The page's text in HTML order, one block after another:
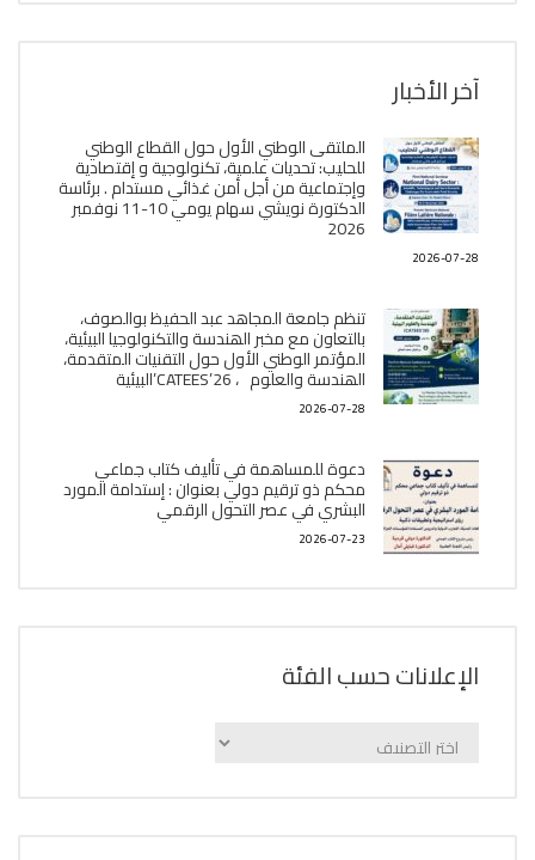
آخر الأخبار
الملتقى الوطني الأول حول القطاع الوطني
للحليب: تحديات علمية، تكنولوجية و إقتصادية
وإجتماعية من أجل أمن غذائي مستدام . برئاسة
الدكتورة نويشي سهام يومي 10-11 نوفمبر
2026
2026-07-28
تنظم جامعة المجاهد عبد الحفيظ بوالصوف،
بالتعاون مع مخبر الھندسة والتكنولوجيا البیئیة،
المؤتمر الوطني الأول حول التقنيات المتقدمة،
الھندسة والعلوم ، CATEES’26’البیئية
2026-07-28
دعوة للمساهمة في تأليف كتاب جماعي
محكم ذو ترقيم دولي بعنوان : إستدامة المورد
البشري في عصر التحول الرقمي
2026-07-23
الإعلانات حسب الفئة
الإعلانات